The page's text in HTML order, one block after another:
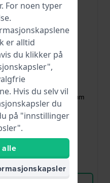
Fossil
ALE1194
Mickey Mouse 20 mm
White textile strap
● På lager
Sammenlign
. For noen typer
er alltid
du klikker på
Hvis du selv vil
du
på "innstillinger
alle